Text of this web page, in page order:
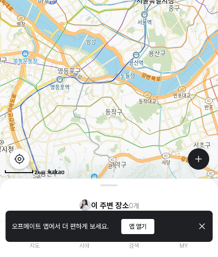
오프메이트 앱에서 더 편하게 보세요. 앱 열기
2km
이 주변 장소0개
지도 시야 검색 MY